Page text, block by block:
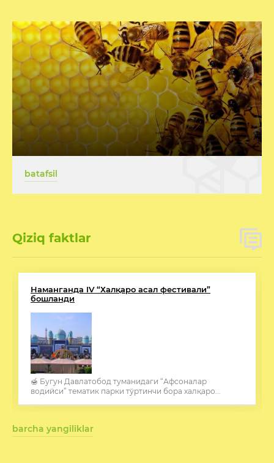
batafsil
Qiziq faktlar
Наманганда IV “Халқаро асал фестивали”
бошланди
🍯 Бугун Давлатобод туманидаги “Афсоналар
водийси” тематик парки тўртинчи бора халқаро...
barcha yangiliklar